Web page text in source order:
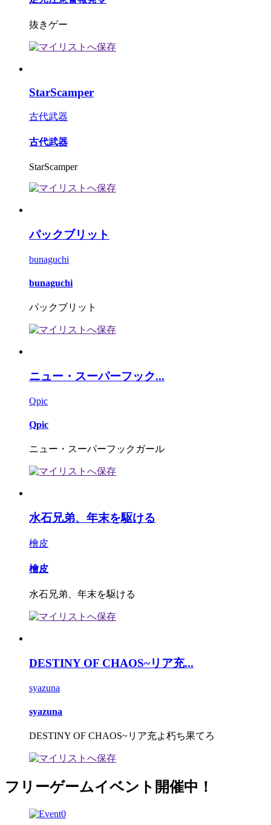
抜きゲー
StarScamper
古代武器
古代武器
StarScamper
パックブリット
bunaguchi
bunaguchi
パックブリット
ニュー・スーパーフック...
Qpic
Qpic
ニュー・スーパーフックガール
水石兄弟、年末を駆ける
檜皮
檜皮
水石兄弟、年末を駆ける
DESTINY OF CHAOS~リア充...
syazuna
syazuna
DESTINY OF CHAOS~リア充よ朽ち果てろ
フリーゲームイベント開催中！